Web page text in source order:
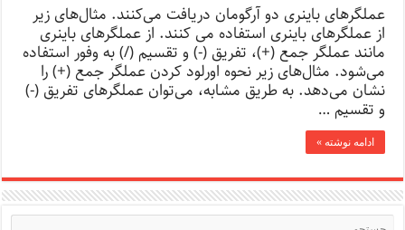
عملگرهای باینری دو آرگومان دریافت می‌کنند. مثال‌های زیر
از عملگرهای باینری استفاده می کنند. از عملگرهای باینری
مانند عملگر جمع (+)، تفریق (-) و تقسیم (/) به وفور استفاده
می‌شود. مثال‌های زیر نحوه اورلود کردن عملگر جمع (+) را
نشان می‌دهد. به طریق مشابه، می‌توان عملگرهای تفریق (-)
و تقسیم …
ادامه نوشته »